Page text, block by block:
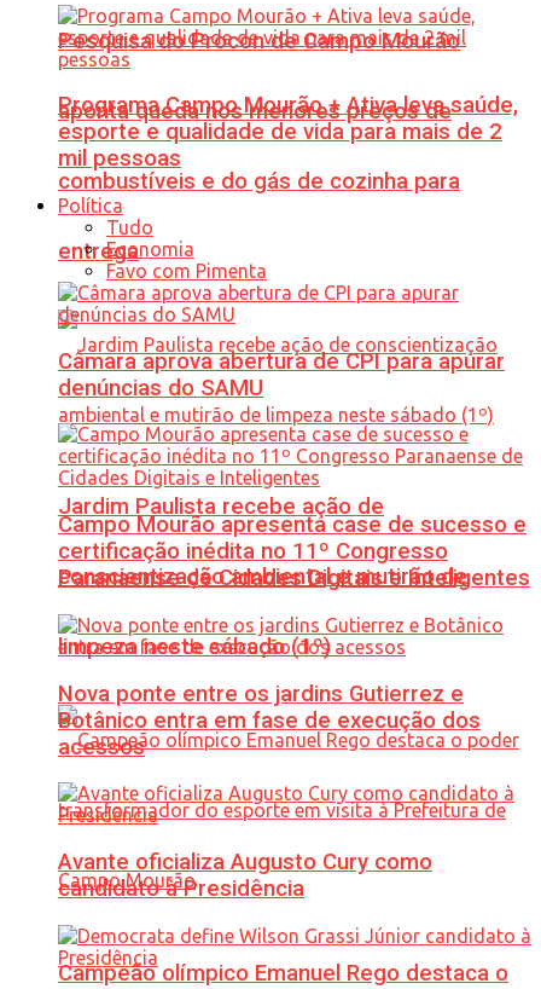
Pesquisa do Procon de Campo Mourão
aponta queda nos menores preços de
combustíveis e do gás de cozinha para
entrega
Jardim Paulista recebe ação de
conscientização ambiental e mutirão de
limpeza neste sábado (1º)
Campeão olímpico Emanuel Rego destaca o
Programa Campo Mourão + Ativa leva saúde,
esporte e qualidade de vida para mais de 2
mil pessoas
Política
Tudo
Economia
Favo com Pimenta
Câmara aprova abertura de CPI para apurar
denúncias do SAMU
Campo Mourão apresenta case de sucesso e
certificação inédita no 11º Congresso
Paranaense de Cidades Digitais e Inteligentes
Nova ponte entre os jardins Gutierrez e
Botânico entra em fase de execução dos
acessos
Avante oficializa Augusto Cury como
candidato à Presidência